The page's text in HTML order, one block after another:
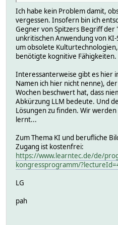
Ich habe kein Problem damit,
vergessen. Insofern bin ich
Gegner von Spitzers Begriff der
unkritischen Anwendung von
um obsolete
benötigte kognitive Fähigkeiten.
Interessanterweise gibt es hier
Namen ich hier nicht nenne),
Wochen beschwert hat, dass
Abkürzung LLM bedeute. Und
Lösungen zu finden. Wir
lernt...
Zum Thema KI und berufliche
Zugang ist kostenfrei:
https://www.learntec.de/de/
kongressprogramm/
LG
pah